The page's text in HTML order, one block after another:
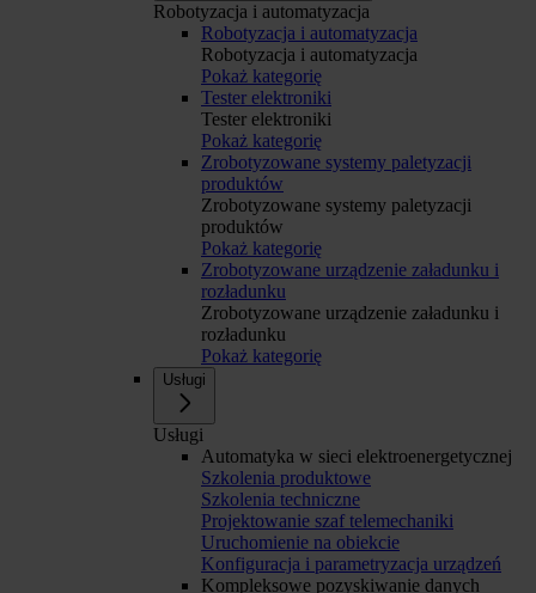
Robotyzacja i automatyzacja
Robotyzacja i automatyzacja
Robotyzacja i automatyzacja
Pokaż kategorię
Tester elektroniki
Tester elektroniki
Pokaż kategorię
Zrobotyzowane systemy paletyzacji
produktów
Zrobotyzowane systemy paletyzacji
produktów
Pokaż kategorię
Zrobotyzowane urządzenie załadunku i
rozładunku
Zrobotyzowane urządzenie załadunku i
rozładunku
Pokaż kategorię
Usługi
Usługi
Automatyka w sieci elektroenergetycznej
Szkolenia produktowe
Szkolenia techniczne
Projektowanie szaf telemechaniki
Uruchomienie na obiekcie
Konfiguracja i parametryzacja urządzeń
Kompleksowe pozyskiwanie danych